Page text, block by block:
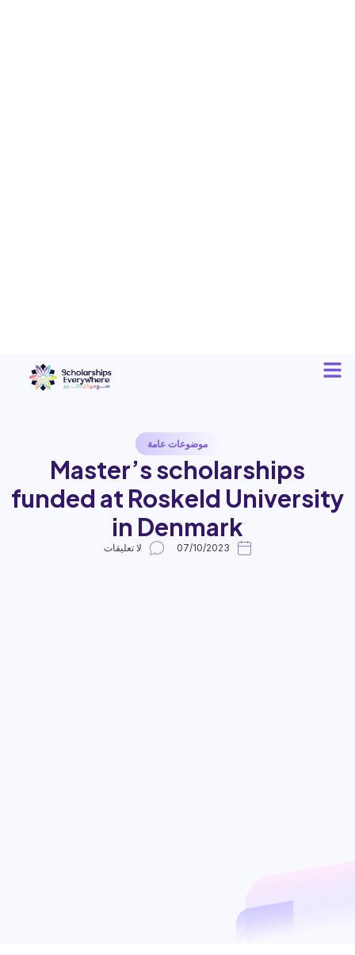
موضوعات عامة
Master’s scholarships
funded at Roskeld University
in Denmark
07/10/2023 لا تعليقات